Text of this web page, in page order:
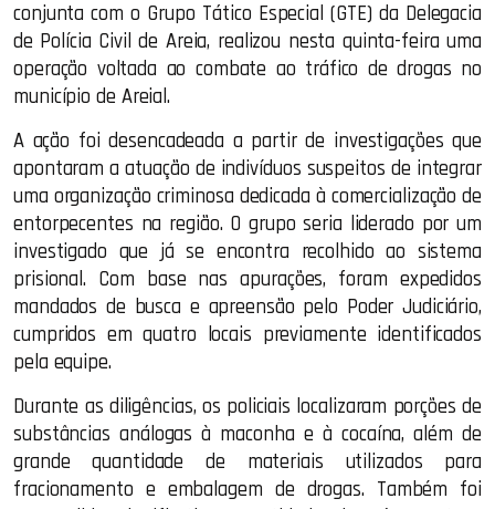
conjunta com o Grupo Tático Especial (GTE) da Delegacia
de Polícia Civil de Areia, realizou nesta quinta-feira uma
operação voltada ao combate ao tráfico de drogas no
município de Areial.
A ação foi desencadeada a partir de investigações que
apontaram a atuação de indivíduos suspeitos de integrar
uma organização criminosa dedicada à comercialização de
entorpecentes na região. O grupo seria liderado por um
investigado que já se encontra recolhido ao sistema
prisional. Com base nas apurações, foram expedidos
mandados de busca e apreensão pelo Poder Judiciário,
cumpridos em quatro locais previamente identificados
pela equipe.
Durante as diligências, os policiais localizaram porções de
substâncias análogas à maconha e à cocaína, além de
grande quantidade de materiais utilizados para
fracionamento e embalagem de drogas. Também foi